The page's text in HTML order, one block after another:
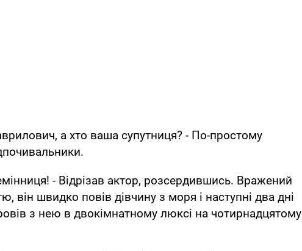
а хто ваша супутниця? - По-простому
- Відрізав актор, розсердившись. Вражений
він швидко повів дівчину з моря і наступні два дні
з нею в двокімнатному люксі на чотирнадцятому